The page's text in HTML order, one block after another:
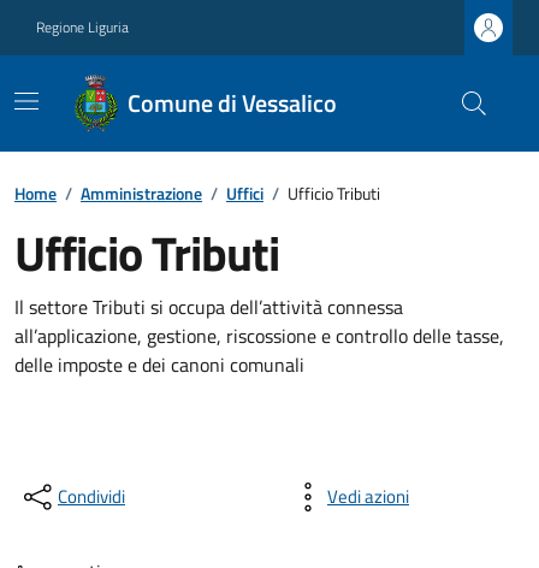
Regione Liguria
Comune di Vessalico
Home / Amministrazione / Uffici / Ufficio Tributi
Ufficio Tributi
Il settore Tributi si occupa dell’attività connessa
all’applicazione, gestione, riscossione e controllo delle tasse,
delle imposte e dei canoni comunali
Condividi Vedi azioni